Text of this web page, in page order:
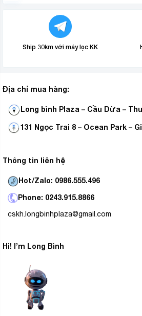
Ship 30km với máy lọc KK
Địa chỉ mua hàng:
Long bình Plaza – Cầu Dừa –
131 Ngọc Trai 8 – Ocean Park –
Thông tin liên hệ
Hot/Zalo: 0986.555.496
Phone: 0243.915.8866
cskh.longbinhplaza@gmail.com
Hi! I’m Long Bình